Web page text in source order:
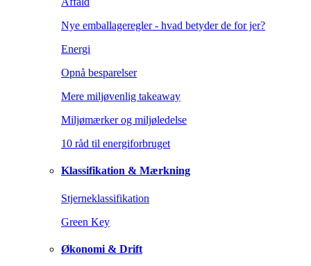
Nye emballageregler - hvad betyder de for jer?
Energi
Opnå besparelser
Mere miljøvenlig takeaway
Miljømærker og miljøledelse
10 råd til energiforbruget
Klassifikation & Mærkning
Stjerneklassifikation
Green Key
Økonomi & Drift